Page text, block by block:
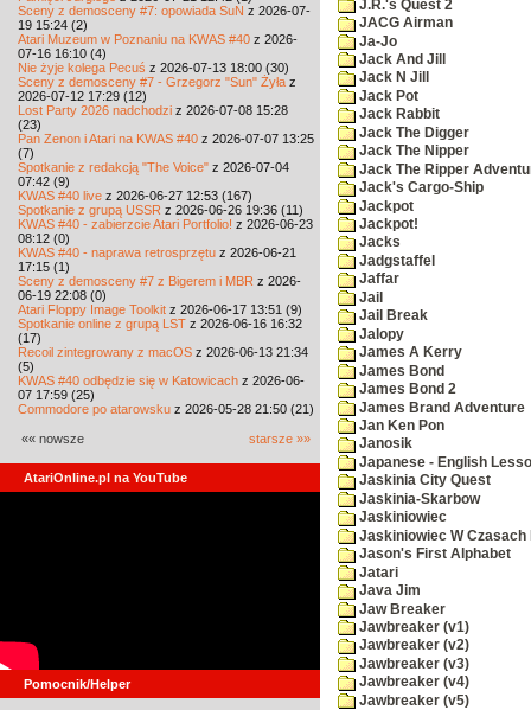
Sceny z demosceny #7: opowiada SuN z 2026-07-
19 15:24 (2)
Atari Muzeum w Poznaniu na KWAS #40 z 2026-
07-16 16:10 (4)
Nie żyje kolega Pecuś z 2026-07-13 18:00 (30)
Sceny z demosceny #7 - Grzegorz "Sun" Żyła z
2026-07-12 17:29 (12)
Lost Party 2026 nadchodzi z 2026-07-08 15:28
(23)
Pan Zenon i Atari na KWAS #40 z 2026-07-07 13:25
(7)
Spotkanie z redakcją "The Voice" z 2026-07-04
07:42 (9)
KWAS #40 live z 2026-06-27 12:53 (167)
Spotkanie z grupą USSR z 2026-06-26 19:36 (11)
KWAS #40 - zabierzcie Atari Portfolio! z 2026-06-23
08:12 (0)
KWAS #40 - naprawa retrosprzętu z 2026-06-21
17:15 (1)
Sceny z demosceny #7 z Bigerem i MBR z 2026-
06-19 22:08 (0)
Atari Floppy Image Toolkit z 2026-06-17 13:51 (9)
Spotkanie online z grupą LST z 2026-06-16 16:32
(17)
Recoil zintegrowany z macOS z 2026-06-13 21:34
(5)
KWAS #40 odbędzie się w Katowicach z 2026-06-
07 17:59 (25)
Commodore po atarowsku z 2026-05-28 21:50 (21)
«« nowsze starsze »»
AtariOnline.pl na YouTube
Pomocnik/Helper
J.R.'s Quest 2
JACG Airman
Ja-Jo
Jack And Jill
Jack N Jill
Jack Pot
Jack Rabbit
Jack The Digger
Jack The Nipper
Jack The Ripper
Jack's Cargo-Ship
Jackpot
Jackpot!
Jacks
Jadgstaffel
Jaffar
Jail
Jail Break
Jalopy
James A Kerry
James Bond
James Bond 2
James Brand Adventure
Jan Ken Pon
Janosik
Japanese - English
Jaskinia City Quest
Jaskinia-Skarbow
Jaskiniowiec
Jaskiniowiec W Czasach
Jason's First Alphabet
Jatari
Java Jim
Jaw Breaker
Jawbreaker (v1)
Jawbreaker (v2)
Jawbreaker (v3)
Jawbreaker (v4)
Jawbreaker (v5)